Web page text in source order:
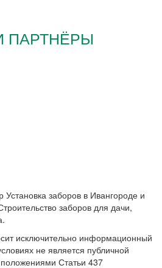
ПАРТНЁРЫ
заборов в Ивангороде и
заборов для дачи,
исключительно информационный
не является публичной
Статьи 437